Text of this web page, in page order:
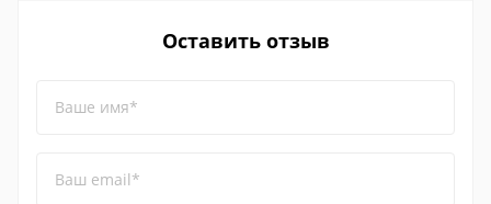
Оставить отзыв
Ваше имя*
Ваш email*